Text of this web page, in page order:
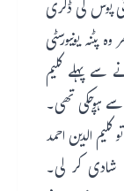
پوس کی ڈگری
پھر وہ پٹنہ یونیورسٹی
سے پہلے کلیم
سے ہوچکی تھی۔
الدین احمد
شادی کر لی۔